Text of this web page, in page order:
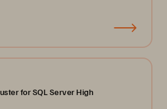
for SQL Server High